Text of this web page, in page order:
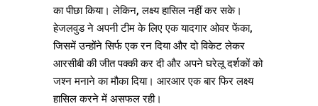
का पीछा किया। लेकिन, लक्ष्य हासिल नहीं कर सके।
हेजलवुड ने अपनी टीम के लिए एक यादगार ओवर फेंका,
जिसमें उन्होंने सिर्फ एक रन दिया और दो विकेट लेकर
आरसीबी की जीत पक्की कर दी और अपने घरेलू दर्शकों को
जश्न मनाने का मौका दिया। आरआर एक बार फिर लक्ष्य
हासिल करने में असफल रही।